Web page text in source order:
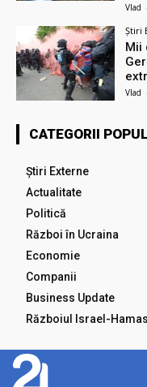
Vlad -
Știri
Mii
Vlad -
CATEGORII
Știri Externe
Actualitate
Politică
Război în Ucraina
Economie
Companii
Business Update
Războiul Israel-Hamas